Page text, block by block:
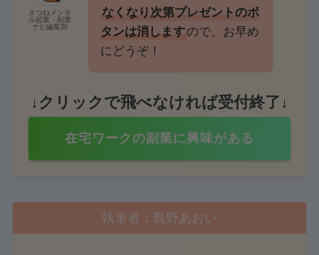
きつねメンタ
ル起業・副業
ナビ編集部
なくなり次第プレゼントのボ
タンは消しますので、お早め
にどうぞ！
↓クリックで飛べなければ受付終了↓
在宅ワークの副業に興味がある
執筆者：島野あおい